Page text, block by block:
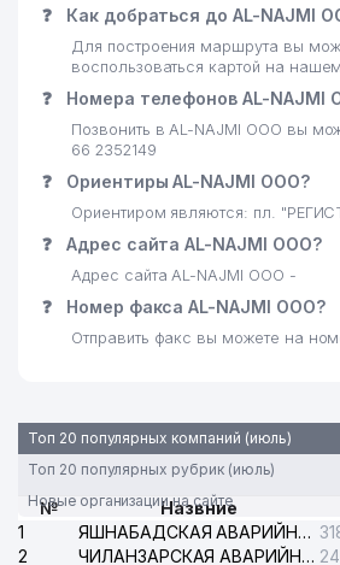
❓ Как добраться до AL-NAJMI
Для построения маршрута вы
воспользоваться картой на
❓ Номера телефонов AL-NAJMI
Позвонить в AL-NAJMI ООО вы
66 2352149
❓ Ориентиры AL-NAJMI ООО?
Ориентиром являются: пл.
❓ Адрес сайта AL-NAJMI ООО?
Адрес сайта AL-NAJMI ООО -
❓ Номер факса AL-NAJMI ООО?
Отправить факс вы можете на
Топ 20 популярных компаний (июль)
Топ 20 популярных рубрик (июль)
Новые организации на сайте
№
Назвние
1
ЯШНАБАДСКАЯ АВАРИЙНАЯ СЛУЖБА ЭЛЕКТРОСЕТИ
2
ЧИЛАНЗАРСКАЯ АВАРИЙНАЯ СЛУЖБА ЭЛЕКТРОСЕТИ